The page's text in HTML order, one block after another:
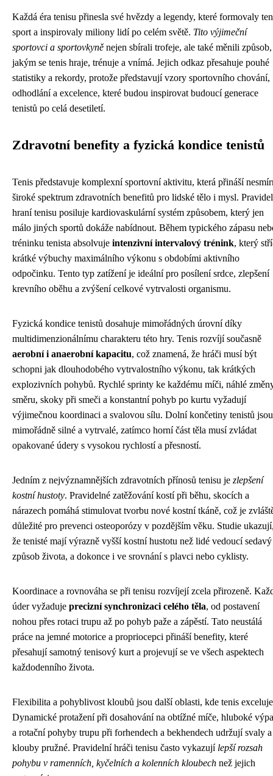
Každá éra tenisu přinesla své hvězdy a legendy, které formovaly
sport a inspirovaly miliony lidí po celém světě. Tito výjimeční
sportovci a sportovkyně nejen sbírali trofeje, ale také měnili způsob,
jakým se tenis hraje, trénuje a vnímá. Jejich odkaz přesahuje pouhé
statistiky a rekordy, protože představují vzory sportovního chování,
odhodlání a excelence, které budou inspirovat budoucí generace
tenistů po celá desetiletí.
Zdravotní benefity a fyzická kondice tenistů
Tenis představuje komplexní sportovní aktivitu, která přináší
široké spektrum zdravotních benefitů pro lidské tělo i mysl.
hraní tenisu posiluje kardiovaskulární systém způsobem, který jen
málo jiných sportů dokáže nabídnout. Během typického zápasu
tréninku tenista absolvuje intenzivní intervalový trénink, který
krátké výbuchy maximálního výkonu s obdobími aktivního
odpočinku. Tento typ zatížení je ideální pro posílení srdce, zlepšení
krevního oběhu a zvýšení celkové vytrvalosti organismu.
Fyzická kondice tenistů dosahuje mimořádných úrovní díky
multidimenzionálnímu charakteru této hry. Tenis rozvíjí současně
aerobní i anaerobní kapacitu, což znamená, že hráči musí být
schopni jak dlouhodobého vytrvalostního výkonu, tak krátkých
explozivních pohybů. Rychlé sprinty ke každému míči, náhlé
směru, skoky při smeči a konstantní pohyb po kurtu vyžadují
výjimečnou koordinaci a svalovou sílu. Dolní končetiny tenistů jsou
mimořádně silné a vytrvalé, zatímco horní část těla musí zvládat
opakované údery s vysokou rychlostí a přesností.
Jedním z nejvýznamnějších zdravotních přínosů tenisu je zlepšení
kostní hustoty. Pravidelné zatěžování kostí při běhu, skocích a
nárazech pomáhá stimulovat tvorbu nové kostní tkáně, což je
důležité pro prevenci osteoporózy v pozdějším věku. Studie
že tenisté mají výrazně vyšší kostní hustotu než lidé vedoucí sedavý
způsob života, a dokonce i ve srovnání s plavci nebo cyklisty.
Koordinace a rovnováha se při tenisu rozvíjejí zcela přirozeně.
úder vyžaduje precizní synchronizaci celého těla, od postavení
nohou přes rotaci trupu až po pohyb paže a zápěstí. Tato neustálá
práce na jemné motorice a propriocepci přináší benefity, které
přesahují samotný tenisový kurt a projevují se ve všech aspektech
každodenního života.
Flexibilita a pohyblivost kloubů jsou další oblasti, kde tenis
Dynamické protažení při dosahování na obtížné míče, hluboké
a rotační pohyby trupu při forhendech a bekhendech udržují svaly a
klouby pružné. Pravidelní hráči tenisu často vykazují lepší rozsah
pohybu v ramenních, kyčelních a kolenních kloubech než jejich